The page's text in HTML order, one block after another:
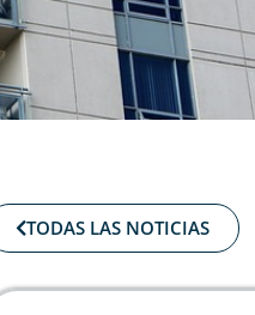
TODAS LAS NOTICIAS